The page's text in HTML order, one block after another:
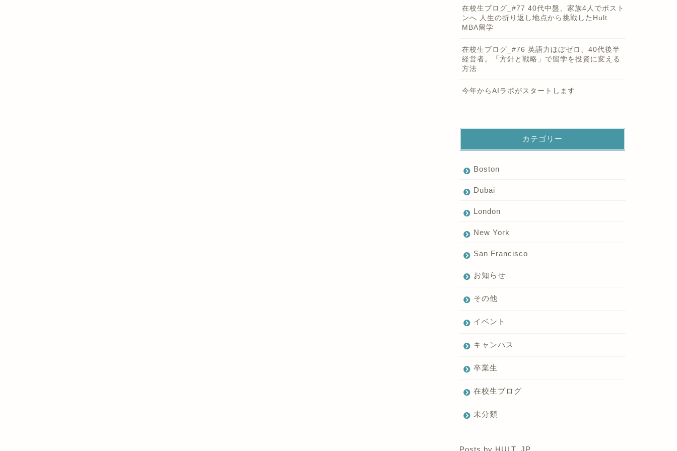
在校生ブログ_#77 40代中盤、家族4人でボスト
ンへ 人生の折り返し地点から挑戦したHult
MBA留学
在校生ブログ_#76 英語力ほぼゼロ、40代後半
経営者。「方針と戦略」で留学を投資に変える
方法
今年からAIラボがスタートします
カテゴリー
Boston
Dubai
London
New York
San Francisco
お知らせ
その他
イベント
キャンパス
卒業生
在校生ブログ
未分類
Posts by HULT_JP